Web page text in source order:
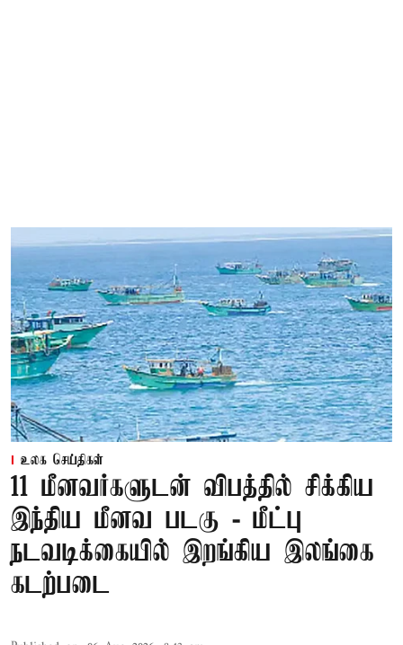
உலக செய்திகள்
11 மீனவர்களுடன் விபத்தில் சிக்கிய
இந்திய மீனவ படகு - மீட்பு
நடவடிக்கையில் இறங்கிய இலங்கை
கடற்படை